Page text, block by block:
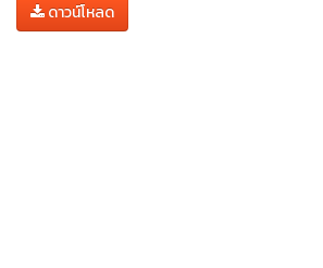
ดาวน์โหลด